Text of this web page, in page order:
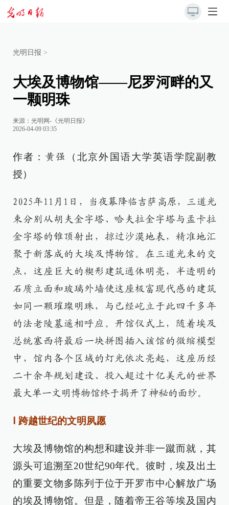
光明日报 >
大埃及博物馆——尼罗河畔的又
一颗明珠
来源： 光明网-《光明日报》
2026-04-09 03:35
作者： 黄强
（北京外国语大学英语学院副教
授）
2025年11月1日，当夜幕降临吉萨高原，三道光
束分别从胡夫金字塔、哈夫拉金字塔与孟卡拉
金字塔的锥顶射出，掠过沙漠地表，精准地汇
聚于新落成的大埃及博物馆。在三道光束的交
点，这座巨大的楔形建筑通体明亮，半透明的
石质立面和玻璃外墙使这座极富现代感的建筑
如同一颗璀璨明珠，与已经屹立于此四千多年
的法老陵墓遥相呼应。开馆仪式上，随着埃及
总统塞西将最后一块拼图插入该馆的微缩模型
中，馆内各个区域的灯光依次亮起，这座历经
二十余年规划建设、投入超过十亿美元的世界
最大单一文明博物馆终于揭开了神秘的面纱。
Ⅰ 跨越世纪的文明夙愿
大埃及博物馆的构想和建设并非一蹴而就，其
源头可追溯至20世纪90年代。彼时，埃及出土
的重要文物多陈列于位于开罗市中心解放广场
的埃及博物馆。但是，随着帝王谷等埃及国内